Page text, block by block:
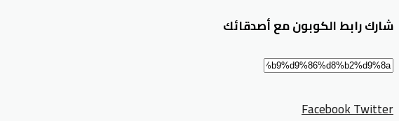
شارك رابط الكوبون مع أصدقائك
FacebookTwitter